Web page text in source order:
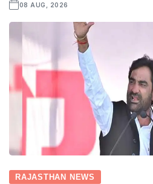
08 AUG, 2026
RAJASTHAN NEWS